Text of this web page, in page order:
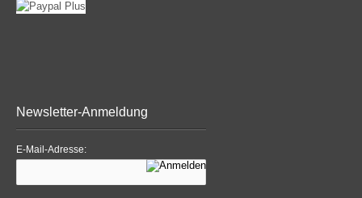
Newsletter-Anmeldung
E-Mail-Adresse: